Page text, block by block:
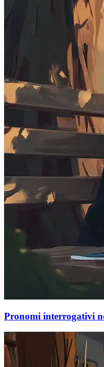
Pronomi interrogativi